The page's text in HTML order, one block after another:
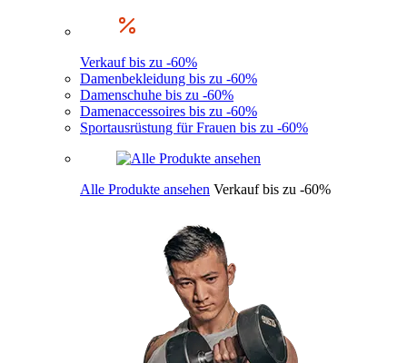
Verkauf bis zu -60%
Damenbekleidung bis zu -60%
Damenschuhe bis zu -60%
Damenaccessoires bis zu -60%
Sportausrüstung für Frauen bis zu -60%
Alle Produkte ansehen Verkauf bis zu -60%